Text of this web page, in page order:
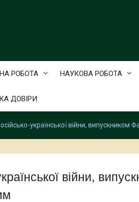
РОБОТА НАУКОВА РОБОТА
ДОВІРИ
української війни, випускником
війни,